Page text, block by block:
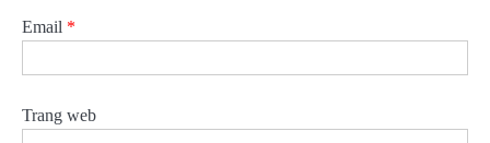
Email *
Trang web